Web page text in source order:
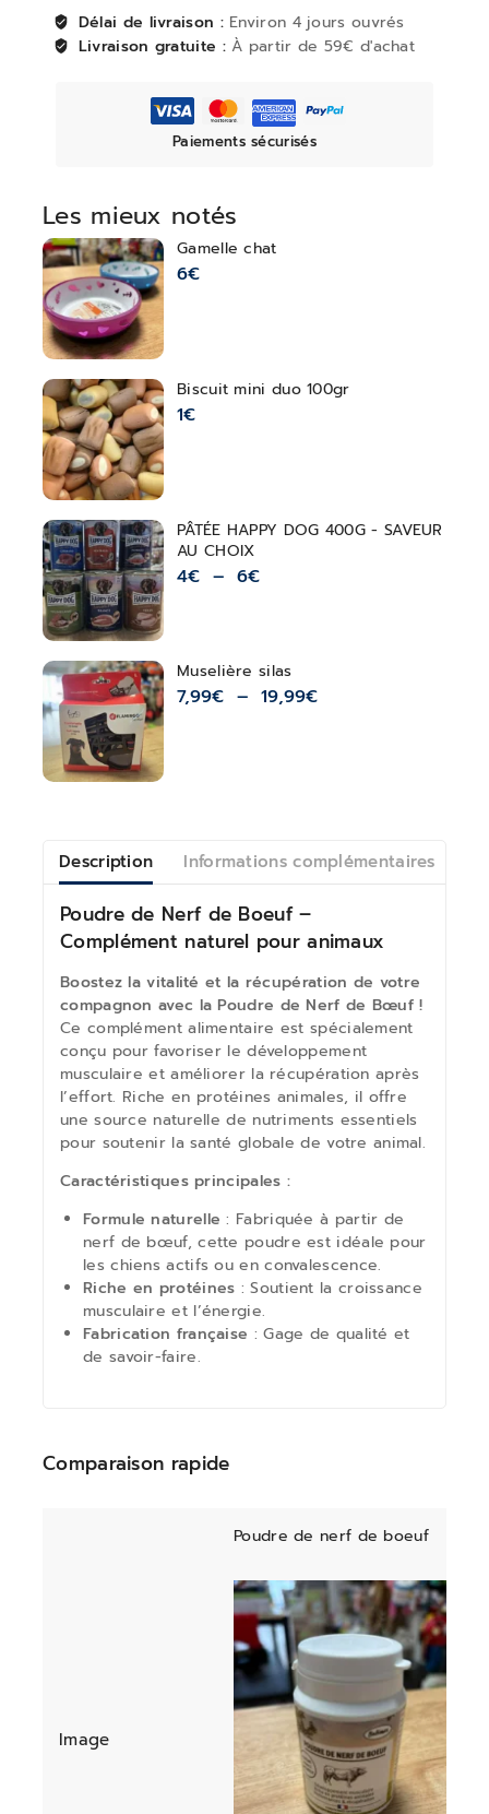
Les mieux notés
Gamelle chat
6€
Biscuit mini duo 100gr
1€
PÂTÉE HAPPY DOG 400G - SAVEUR
AU CHOIX
4€ – 6€
Muselière silas
7,99€ – 19,99€
Délai de livraison : Environ 4 jours ouvrés
Livraison gratuite :À partir de 59€ d'achat
Paiements sécurisés
Description Informations complémentaires
Poudre de Nerf de Boeuf –
Complément naturel pour animaux
Boostez la vitalité et la récupération de votre
compagnon avec la Poudre de Nerf de Bœuf !
Ce complément alimentaire est spécialement
conçu pour favoriser le développement
musculaire et améliorer la récupération après
l’effort. Riche en protéines animales, il offre
une source naturelle de nutriments essentiels
pour soutenir la santé globale de votre animal.
Caractéristiques principales :
Formule naturelle : Fabriquée à partir de
nerf de bœuf, cette poudre est idéale pour
les chiens actifs ou en convalescence.
Riche en protéines : Soutient la croissance
musculaire et l’énergie.
Fabrication française : Gage de qualité et
de savoir-faire.
Comparaison rapide
Poudre de nerf de boeuf
Image